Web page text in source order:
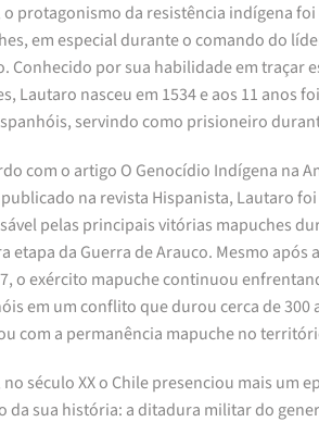
o protagonismo da resistência indígena foi
em especial durante o comando do
Conhecido por sua habilidade em traçar
Lautaro nasceu em 1534 e aos 11 anos
servindo como prisioneiro
com o artigo O Genocídio Indígena na
na revista Hispanista, Lautaro foi
pelas principais vitórias mapuches
etapa da Guerra de Arauco. Mesmo após
o exército mapuche continuou
em um conflito que durou cerca de 300
com a permanência mapuche no
século XX o Chile presenciou mais um
da sua história: a ditadura militar do